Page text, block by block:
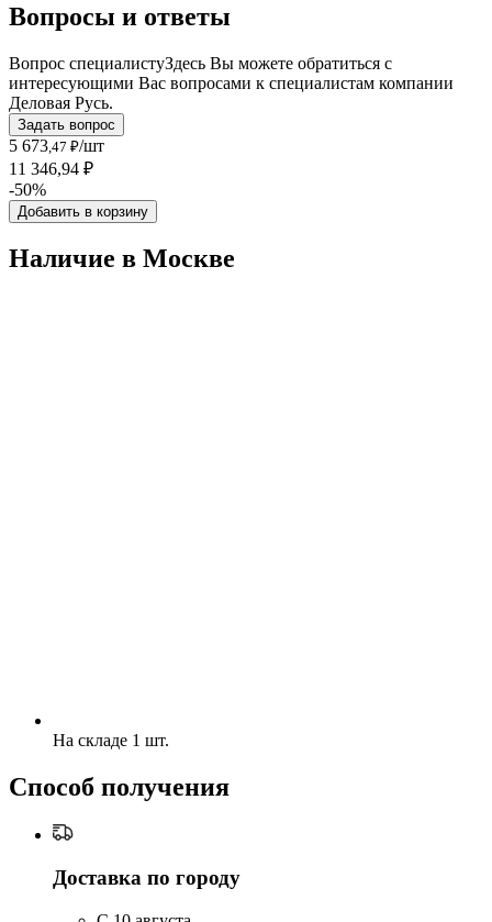
Вопросы и ответы
Вопрос специалистуЗдесь Вы можете обратиться с
интересующими Вас вопросами к специалистам компании
Деловая Русь.
Задать вопрос
5 673 ,47 ₽/шт
11 346,94 ₽
-50%
Добавить в корзину
Наличие в Москвe
На складе 1 шт.
Способ получения
Доставка по городу